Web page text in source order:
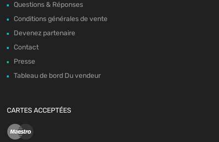
Questions & Réponses
Conditions générales de vente
Devenez partenaire
Contact
Presse
Tableau de bord Du vendeur
CARTES ACCEPTÉES